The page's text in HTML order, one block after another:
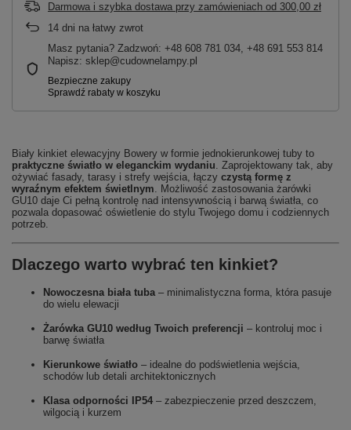
Darmowa i szybka dostawa przy zamówieniach od 300,00 zł
14 dni na łatwy zwrot
Masz pytania? Zadzwoń: +48 608 781 034, +48 691 553 814
Napisz: sklep@cudownelampy.pl
Biały kinkiet elewacyjny Bowery w formie jednokierunkowej tuby to
praktyczne światło w eleganckim wydaniu. Zaprojektowany tak, aby
ożywiać fasady, tarasy i strefy wejścia, łączy czystą formę z
wyraźnym efektem świetlnym. Możliwość zastosowania żarówki
GU10 daje Ci pełną kontrolę nad intensywnością i barwą światła, co
pozwala dopasować oświetlenie do stylu Twojego domu i codziennych
potrzeb.
Dlaczego warto wybrać ten kinkiet?
Nowoczesna biała tuba– minimalistyczna forma, która pasuje
do wielu elewacji
Żarówka GU10 według Twoich preferencji – kontroluj moc i
barwę światła
Kierunkowe światło – idealne do podświetlenia wejścia,
schodów lub detali architektonicznych
Klasa odporności IP54 – zabezpieczenie przed deszczem,
wilgocią i kurzem